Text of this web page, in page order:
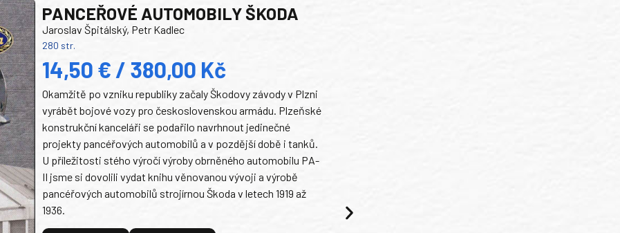
PANCEŘOVÉ AUTOMOBILY ŠKODA
Jaroslav Špitálský, Petr Kadlec
280 str.
14,50 € / 380,00 Kč
Okamžitě po vzniku republiky začaly Škodovy závody v Plzni
vyrábět bojové vozy pro československou armádu. Plzeňské
konstrukční kanceláři se podařilo navrhnout jedinečné
projekty pancéřových automobilů a v pozdější době i tanků.
U příležitosti stého výročí výroby obrněného automobilu PA-
II jsme si dovolili vydat knihu věnovanou vývoji a výrobě
pancéřových automobilů strojírnou Škoda v letech 1919 až
1936.